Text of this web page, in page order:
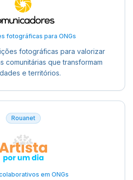
fotográficas para ONGs
fotográficas para valorizar
comunitárias que transformam
e territórios.
Rouanet
em ONGs